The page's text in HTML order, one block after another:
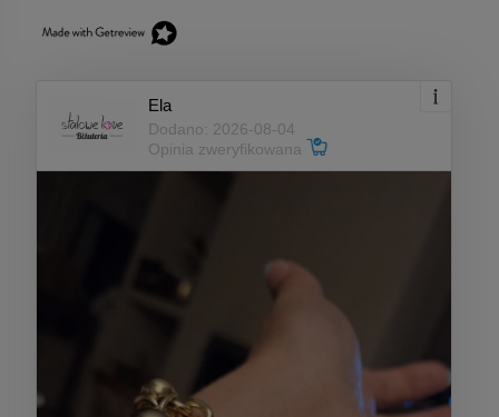
Ela
Dodano: 2026-08-04
Opinia zweryfikowana